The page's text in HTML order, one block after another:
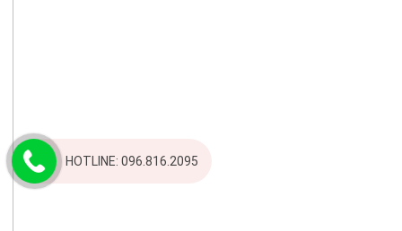
HOTLINE: 096.816.2095